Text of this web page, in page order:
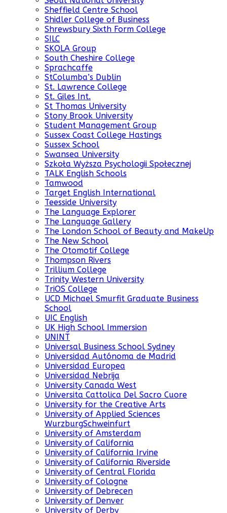
Sheffield Centre School
Shidler College of Business
Shrewsbury Sixth Form College
SILC
SKOLA Group
South Cheshire College
Sprachcaffe
StColumba’s Dublin
St. Lawrence College
St. Giles Int.
St Thomas University
Stony Brook University
Student Management Group
Sussex Coast College Hastings
Sussex School
Swansea University
Szkoła Wyższa Psychologii Społecznej
TALK English Schools
Tamwood
Target English International
Teesside University
The Language Explorer
The Language Gallery
The London School of Beauty and MakeUp
The New School
The Otomotif College
Thompson Rivers
Trillium College
Trinity Western University
TriOS College
UCD Michael Smurfit Graduate Business
School
UIC English
UK High School Immersion
UNINT
Universal Business School Sydney
Universidad Autónoma de Madrid
Universidad Europea
Universidad Nebrija
University Canada West
Universita Cattolica Del Sacro Cuore
University for the Creative Arts
University of Applied Sciences
WurzburgSchweinfurt
University of Amsterdam
University of California
University of California Irvine
University of California Riverside
University of Central Florida
University of Cologne
University of Debrecen
University of Denver
University of Derby